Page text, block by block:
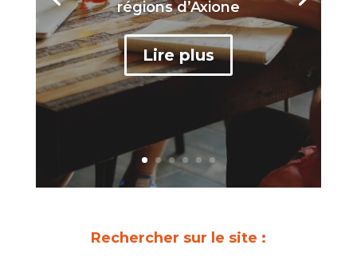
régions d’Axione
Lire plus
Rechercher sur le site :